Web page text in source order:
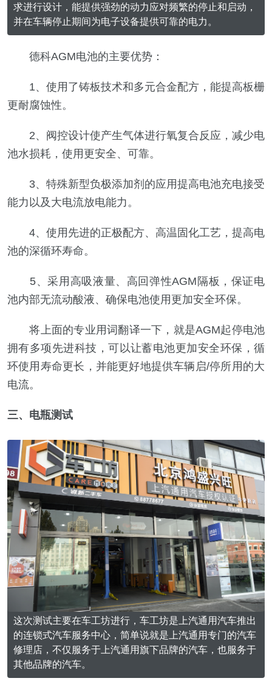
求进行设计，能提供强劲的动力应对频繁的停止和启动，
并在车辆停止期间为电子设备提供可靠的电力。
德科AGM电池的主要优势：
1、使用了铸板技术和多元合金配方，能提高板栅
更耐腐蚀性。
2、阀控设计使产生气体进行氧复合反应，减少电
池水损耗，使用更安全、可靠。
3、特殊新型负极添加剂的应用提高电池充电接受
能力以及大电流放电能力。
4、使用先进的正极配方、高温固化工艺，提高电
池的深循环寿命。
5、采用高吸液量、高回弹性AGM隔板，保证电
池内部无流动酸液、确保电池使用更加安全环保。
将上面的专业用词翻译一下，就是AGM起停电池
拥有多项先进科技，可以让蓄电池更加安全环保，循
环使用寿命更长，并能更好地提供车辆启/停所用的大
电流。
三、电瓶测试
这次测试主要在车工坊进行，车工坊是上汽通用汽车推出
的连锁式汽车服务中心，简单说就是上汽通用专门的汽车
修理店，不仅服务于上汽通用旗下品牌的汽车，也服务于
其他品牌的汽车。